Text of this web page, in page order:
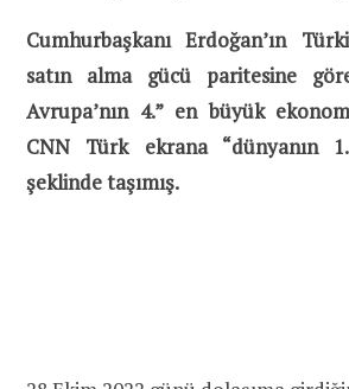
Cumhurbaşkanı Erdoğan’ın
satın alma gücü paritesine
Avrupa’nın 4.” en büyük
CNN Türk ekrana “dünyanın
şeklinde taşımış.